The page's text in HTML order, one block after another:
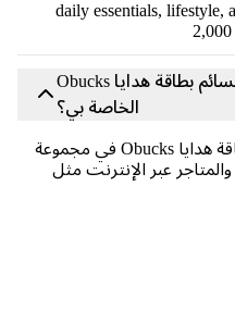
daily essentials,
أين يمكنني استخدام قسائم بطاقة هدايا Obucks
الخاصة بي؟
يمكن استخدام قسائم بطاقة هدايا Obucks في مجموعة
عبر الإنترنت مثل